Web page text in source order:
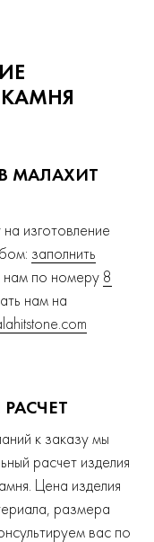
МАЛАХИТ
изготовление
заполнить
нам по номеру 8
нам на
к заказу мы
расчет изделия
Цена изделия
размера
вас по